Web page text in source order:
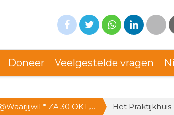
Doneer Veelgestelde vragen
* ZA 30 OKT,
Het